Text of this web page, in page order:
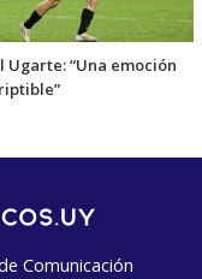
Ugarte: “Una emoción
Comunicación